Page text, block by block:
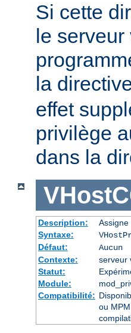
Si cette
le
la
effet
privilège
dans la
Description:
Syntaxe:
Défaut:
Aucun
Contexte:
serveur
Statut:
Module:
Compatibilité:
ou